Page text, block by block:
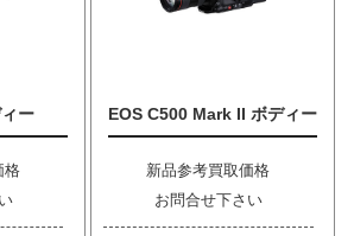
ー
格
EOS C500 Mark II ボディー
新品参考買取価格
お問合せ下さい